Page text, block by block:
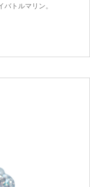
トルマリン。